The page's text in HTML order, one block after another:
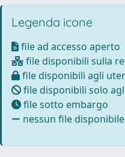
Legenda icone
file ad accesso aperto
file disponibili sulla
file disponibili agli
file disponibili solo
file sotto embargo
nessun file disponibile